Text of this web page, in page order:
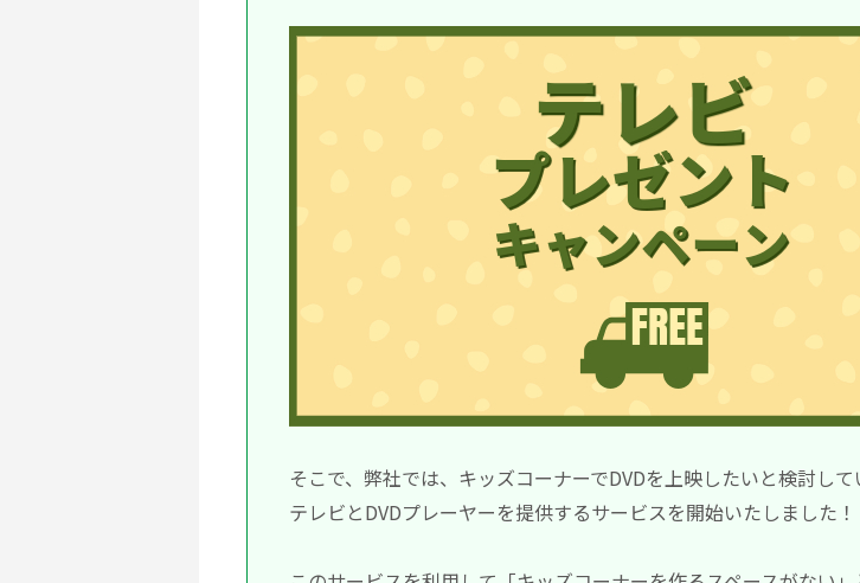
そこで、弊社では、キッズコーナーでDVDを上映したいと検討し
テレビとDVDプレーヤーを提供するサービスを開始いたしました！